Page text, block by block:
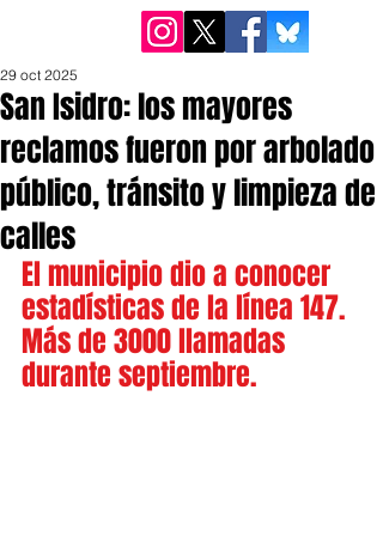
San Isidro: los mayores
reclamos fueron por arbolado
público, tránsito y limpieza de
calles
29 oct 2025
El municipio dio a conocer
estadísticas de la línea 147.
Más de 3000 llamadas
durante septiembre.